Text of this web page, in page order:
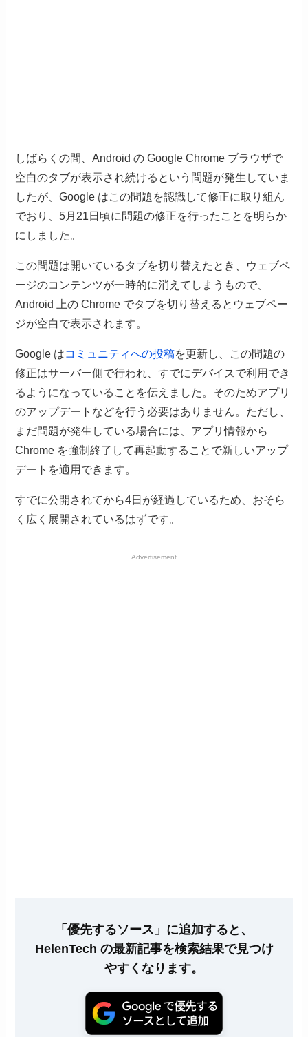
しばらくの間、Android の Google Chrome ブラウザで
空白のタブが表示され続けるという問題が発生していま
したが、Google はこの問題を認識して修正に取り組ん
でおり、5月21日頃に問題の修正を行ったことを明らか
にしました。
この問題は開いているタブを切り替えたとき、ウェブペ
ージのコンテンツが一時的に消えてしまうもので、
Android 上の Chrome でタブを切り替えるとウェブペー
ジが空白で表示されます。
Google はコミュニティへの投稿を更新し、この問題の
修正はサーバー側で行われ、すでにデバイスで利用でき
るようになっていることを伝えました。そのためアプリ
のアップデートなどを行う必要はありません。ただし、
まだ問題が発生している場合には、アプリ情報から
Chrome を強制終了して再起動することで新しいアップ
デートを適用できます。
すでに公開されてから4日が経過しているため、おそら
く広く展開されているはずです。
Advertisement
「優先するソース」に追加すると、
HelenTech の最新記事を検索結果で見つけ
やすくなります。